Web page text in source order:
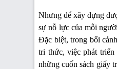
Nhưng để xây dựng
sự nỗ lực của mỗi
Đặc biệt, trong bối
tri thức, việc phát
những cuốn sách giấy